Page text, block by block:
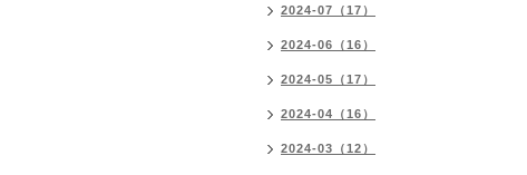
2024-07（17）
2024-06（16）
2024-05（17）
2024-04（16）
2024-03（12）